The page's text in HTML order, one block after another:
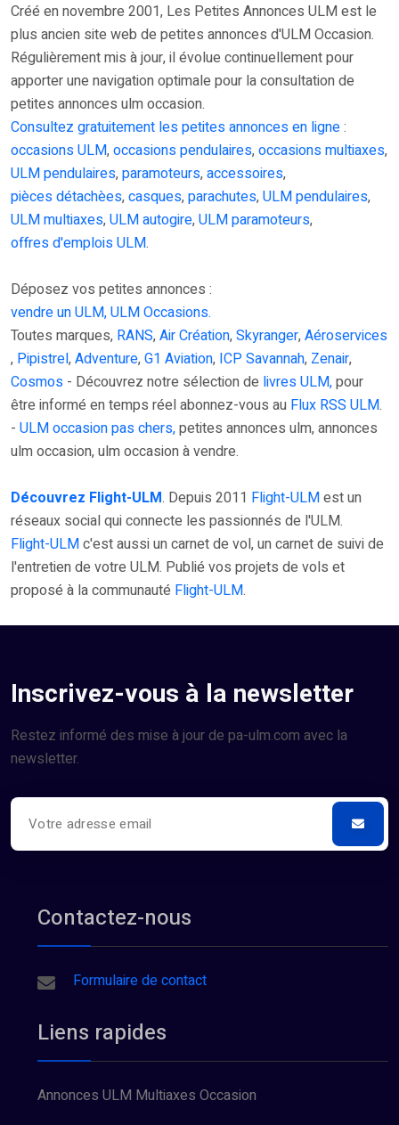
Créé en novembre 2001, Les Petites Annonces ULM est le
plus ancien site web de petites annonces d'ULM Occasion.
Régulièrement mis à jour, il évolue continuellement pour
apporter une navigation optimale pour la consultation de
petites annonces ulm occasion.
Consultez gratuitement les petites annonces en ligne:
occasions ULM,occasions pendulaires,occasions multiaxes,
ULM pendulaires,paramoteurs,accessoires,
pièces détachèes,casques,parachutes,ULM pendulaires,
ULM multiaxes,ULM autogire,ULM paramoteurs,
offres d'emplois ULM.
Déposez vos petites annonces :
vendre un ULM, ULM Occasions.
Toutes marques, RANS,Air Création,Skyranger,Aéroservices
, Pipistrel,Adventure,G1 Aviation, ICP Savannah, Zenair,
Cosmos - Découvrez notre sélection de livres ULM,pour
être informé en temps réel abonnez-vous au Flux RSS ULM.
- ULM occasion pas chers,petites annonces ulm, annonces
ulm occasion, ulm occasion à vendre.
Découvrez Flight-ULM. Depuis 2011 Flight-ULMest un
réseaux social qui connecte les passionnés de l'ULM.
Flight-ULMc'est aussi un carnet de vol, un carnet de suivi de
l'entretien de votre ULM. Publié vos projets de vols et
proposé à la communauté Flight-ULM.
Inscrivez-vous à la newsletter
Restez informé des mise à jour de pa-ulm.com avec la
newsletter.
Contactez-nous
Formulaire de contact
Liens rapides
Annonces ULM Multiaxes Occasion